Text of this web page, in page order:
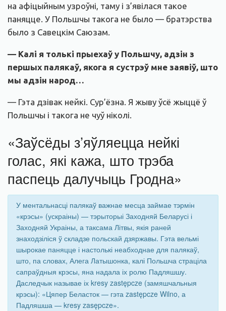
на афіцыйным узроўні, таму і з’явілася такое
паняцце. У Польшчы такога не было — братэрства
было з Савецкім Саюзам.
— Калі я толькі прыехаў у Польшчу, адзін з
першых палякаў, якога я сустрэў мне заявіў, што
мы адзін народ…
— Гэта дзівак нейкі. Сур’ёзна. Я жыву ўсё жыццё ў
Польшчы і такога не чуў ніколі.
«Заўсёды з’яўляецца нейкі
голас, які кажа, што трэба
паспець далучыць Гродна»
У ментальнасці палякаў важнае месца займае тэрмін
«крэсы» (ускраіны) — тэрыторыі Заходняй Беларусі і
Заходняй Украіны, а таксама Літвы, якія раней
знаходзіліся ў складзе польскай дзяржавы. Гэта вельмі
шырокае паняцце і настолькі неабходнае для палякаў,
што, па словах, Алега Латышонка, калі Польшча страціла
сапраўдныя крэсы, яна надала іх ролю Падляшшу.
Даследчык называе іх kresy zastępcze (замяшчальныя
крэсы): «Цяпер Беласток — гэта zastępcze Wilno, а
Падляшша — kresy zasępcze».